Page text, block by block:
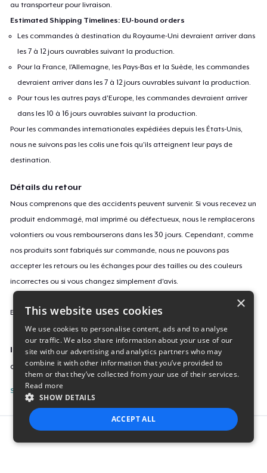
au transporteur pour livraison.
Estimated Shipping Timelines: EU-bound orders
Les commandes à destination du Royaume-Uni devraient arriver dans
les 7 à 12 jours ouvrables suivant la production.
Pour la France, l'Allemagne, les Pays-Bas et la Suède, les commandes
devraient arriver dans les 7 à 12 jours ouvrables suivant la production.
Pour tous les autres pays d'Europe, les commandes devraient arriver
dans les 10 à 16 jours ouvrables suivant la production.
Pour les commandes internationales expédiées depuis les États-Unis,
nous ne suivons pas les colis une fois qu'ils atteignent leur pays de
destination.
Détails du retour
Nous comprenons que des accidents peuvent survenir. Si vous recevez un
produit endommagé, mal imprimé ou défectueux, nous le remplacerons
volontiers ou vous rembourserons dans les 30 jours. Cependant, comme
nos produits sont fabriqués sur commande, nous ne pouvons pas
accepter les retours ou les échanges pour des tailles ou des couleurs
incorrectes ou si vous changez simplement d'avis.
En savoir plus sur notre politique de retoursici
ID campagne
out-of-ashes
Signaler cette page
×
This website uses cookies
We use cookies to personalise content, ads and to analyse
our traffic. We also share information about your use of our
site with our advertising and analytics partners who may
combine it with other information that you’ve provided to
them or that they’ve collected from your use of their services.
Read more
SHOW DETAILS
ACCEPT ALL
STRICTLY NECESSARY PERFORMANCE